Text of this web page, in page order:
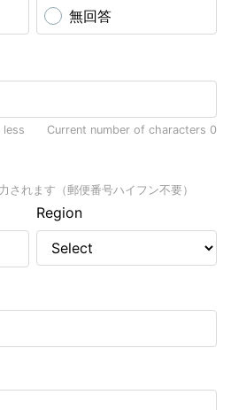
無回答
Current number of characters 0
されます（郵便番号ハイフン不要）
Region